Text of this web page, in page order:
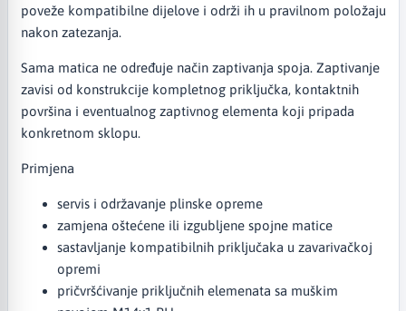
poveže kompatibilne dijelove i održi ih u pravilnom položaju
nakon zatezanja.
Sama matica ne određuje način zaptivanja spoja. Zaptivanje
zavisi od konstrukcije kompletnog priključka, kontaktnih
površina i eventualnog zaptivnog elementa koji pripada
konkretnom sklopu.
Primjena
servis i održavanje plinske opreme
zamjena oštećene ili izgubljene spojne matice
sastavljanje kompatibilnih priključaka u zavarivačkoj
opremi
pričvršćivanje priključnih elemenata sa muškim